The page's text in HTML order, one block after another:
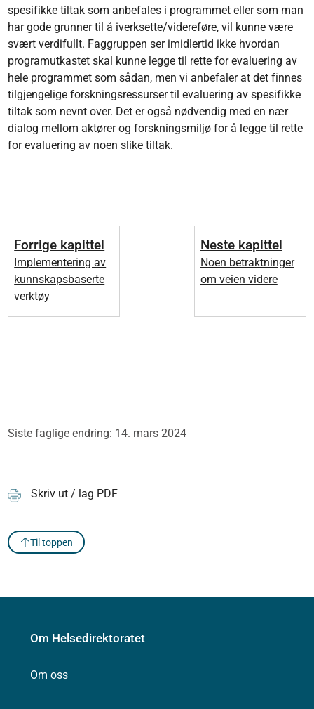
spesifikke tiltak som anbefales i programmet eller som man
har gode grunner til å iverksette/videreføre, vil kunne være
svært verdifullt. Faggruppen ser imidlertid ikke hvordan
programutkastet skal kunne legge til rette for evaluering av
hele programmet som sådan, men vi anbefaler at det finnes
tilgjengelige forskningsressurser til evaluering av spesifikke
tiltak som nevnt over. Det er også nødvendig med en nær
dialog mellom aktører og forskningsmiljø for å legge til rette
for evaluering av noen slike tiltak.
Forrige kapittel
Implementering av
kunnskapsbaserte
verktøy
Neste kapittel
Noen betraktninger
om veien videre
Siste faglige endring: 14. mars 2024
Skriv ut / lag PDF
Til toppen
Om Helsedirektoratet
Om oss